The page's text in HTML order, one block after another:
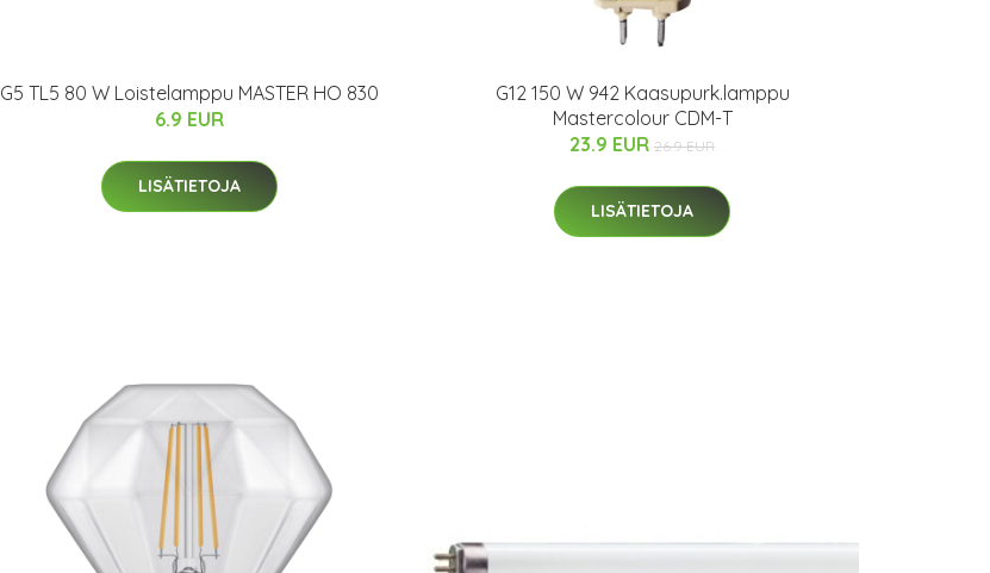
G5 TL5 80 W Loistelamppu MASTER HO 830
6.9 EUR
LISÄTIETOJA
G12 150 W 942 Kaasupurk.lamppu
Mastercolour CDM-T
23.9 EUR 26.9 EUR
LISÄTIETOJA